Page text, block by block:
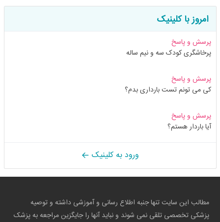
امروز با کلینیک
پرسش و پاسخ
پرخاشگری کودک سه و نیم ساله
پرسش و پاسخ
کی می تونم تست بارداری بدم؟
پرسش و پاسخ
آیا باردار هستم؟
ورود به کلینیک
مطالب این سایت تنها جنبه اطلاع رسانی و آموزشی داشته و توصیه
پزشکی تخصصی تلقی نمی شوند و نباید آنها را جایگزین مراجعه به پزشک